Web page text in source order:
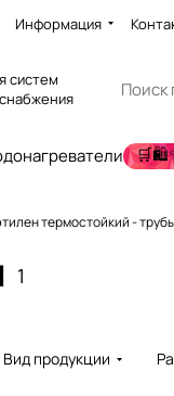
Информация
систем
термостойкий -
1
Вид продукции